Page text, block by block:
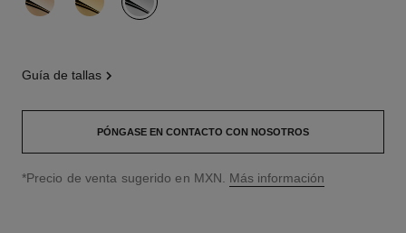
guía de tallas
PÓNGASE EN CONTACTO CON NOSOTROS
↩
*Precio de venta sugerido en MXN. Más información